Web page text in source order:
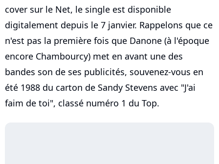
cover sur le Net, le single est disponible
digitalement depuis le 7 janvier. Rappelons que ce
n'est pas la première fois que Danone (à l'époque
encore Chambourcy) met en avant une des
bandes son de ses publicités, souvenez-vous en
été 1988 du carton de Sandy Stevens avec "J'ai
faim de toi", classé numéro 1 du Top.